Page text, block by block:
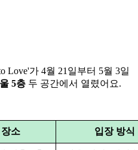
Love'가 4월 21일부터 5월 3일
5층 두 공간에서 열렸어요.
장소 입장 방식